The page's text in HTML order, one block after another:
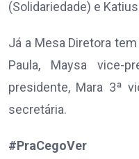
(Solidariedade) e
Já a Mesa Diretora
Paula, Maysa vice-
presidente, Mara 3ª
secretária.
#PraCegoVer